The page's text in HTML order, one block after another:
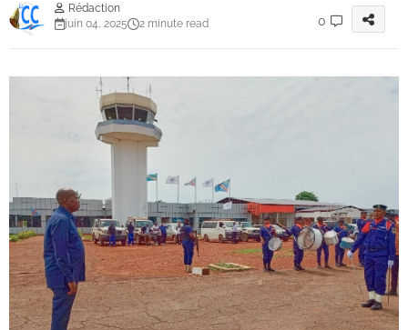
Rédaction
juin 04, 2025
2 minute read 0